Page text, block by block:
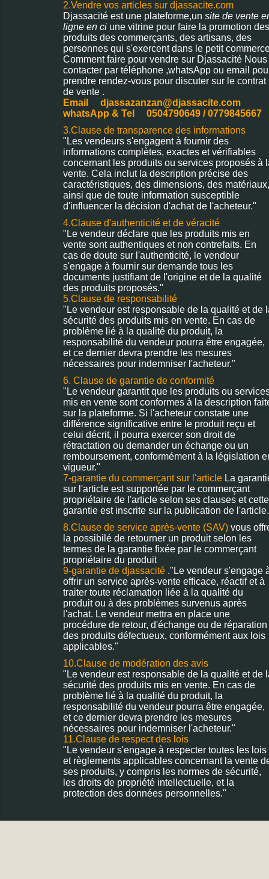
2.Vendre vos articles sur djassacite.com
Djassacité est une plateforme,un site de vente
ligne en ci une vitrine pour faire la promotion des
produits des commerçants, des artisans, des
personnes qui s'exercent dans le petit
Comment faire pour vendre sur Djassacité Nous
contacter par téléphone ,whatsApp ou email
prendre rendez-vous pour discuter sur le contrat
de vente .
Email djassazanzan@djassacite.com
whatsApp & Tel 0504790649 / 0779845667
3.Clause de transparence des informations
"Les vendeurs s'engagent à fournir des
informations complètes, exactes et vérifiables
concernant les produits ou services proposés à
vente. Cela inclut la description précise des
caractéristiques, des dimensions, des matériaux,
ainsi que de toute information susceptible
d'influencer la décision d'achat de l'acheteur."
4.Clause d'authenticité et de véracité
"Le vendeur déclare que les produits mis en
vente sont authentiques et non contrefaits. En
cas de doute sur l'authenticité, le vendeur
s'engage à fournir sur demande tous les
documents justifiant de l'origine et de la qualité
des produits proposés."
5.Clause de responsabilité
"Le vendeur est responsable de la qualité et de
sécurité des produits mis en vente. En cas de
problème lié à la qualité du produit, la
responsabilité du vendeur pourra être engagée,
et ce dernier devra prendre les mesures
nécessaires pour indemniser l'acheteur."
6. Clause de garantie de conformité
"Le vendeur garantit que les produits ou
mis en vente sont conformes à la description
sur la plateforme. Si l'acheteur constate une
différence significative entre le produit reçu et
celui décrit, il pourra exercer son droit de
rétractation ou demander un échange ou un
remboursement, conformément à la législation
vigueur."
7-garantie du commerçant sur l'article La
sur l'article est supportée par le commerçant
propriétaire de l'article selon ses clauses et cette
garantie est inscrite sur la publication de l'article.
8.Clause de service après-vente (SAV) vous
la possibilé de retourner un produit selon les
termes de la garantie fixée par le commerçant
propriétaire du produit
9-garantie de djassacité ."Le vendeur s'engage
offrir un service après-vente efficace, réactif et à
traiter toute réclamation liée à la qualité du
produit ou à des problèmes survenus après
l'achat. Le vendeur mettra en place une
procédure de retour, d'échange ou de réparation
des produits défectueux, conformément aux lois
applicables."
10.Clause de modération des avis
"Le vendeur est responsable de la qualité et de
sécurité des produits mis en vente. En cas de
problème lié à la qualité du produit, la
responsabilité du vendeur pourra être engagée,
et ce dernier devra prendre les mesures
nécessaires pour indemniser l'acheteur."
11.Clause de respect des lois
"Le vendeur s'engage à respecter toutes les lois
et règlements applicables concernant la vente
ses produits, y compris les normes de sécurité,
les droits de propriété intellectuelle, et la
protection des données personnelles."